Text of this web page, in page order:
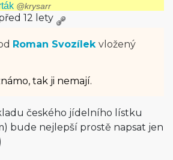
@krysarr
12 lety
Roman Svozílek vložený
tak ji nemají.
českého jídelního lístku
bude nejlepší prostě napsat jen